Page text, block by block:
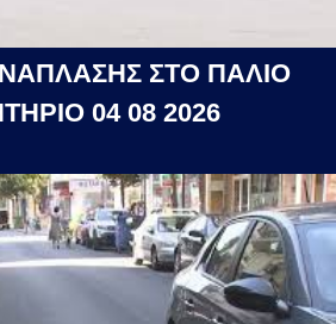
ΣΤΟ ΠΑΛΙΟ
04 08 2026